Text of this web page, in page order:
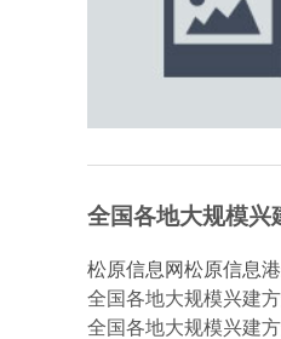
全国各地大规模兴
松原信息网松原信息港
全国各地大规模兴建
全国各地大规模兴建